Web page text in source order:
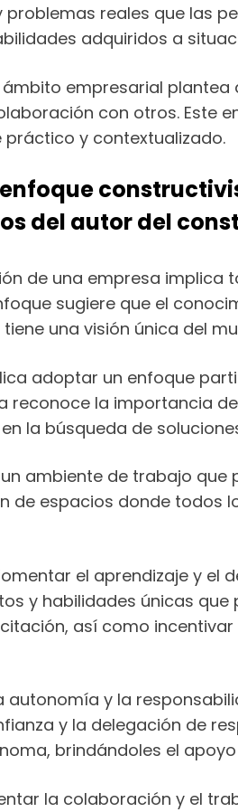
reales que las
adquiridos a
empresarial
con otros. Este
práctico y contextualizado.
del autor del
de una empresa
sugiere que el
una visión única del
adoptar un enfoque
reconoce la importancia
la búsqueda de
ambiente de trabajo
de espacios donde todos
el aprendizaje y el
y habilidades únicas
así como
autonomía y la
y la delegación de
brindándoles el
la colaboración y el